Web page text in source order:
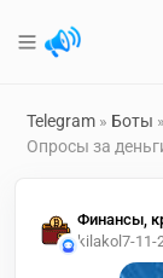
Telegram » Боты »
Опросы за
Финансы,
kilakol 7-11-